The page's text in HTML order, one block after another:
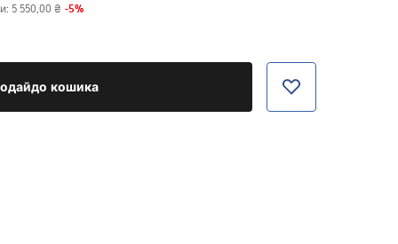
5 550,00 ₴ -5%
кошика